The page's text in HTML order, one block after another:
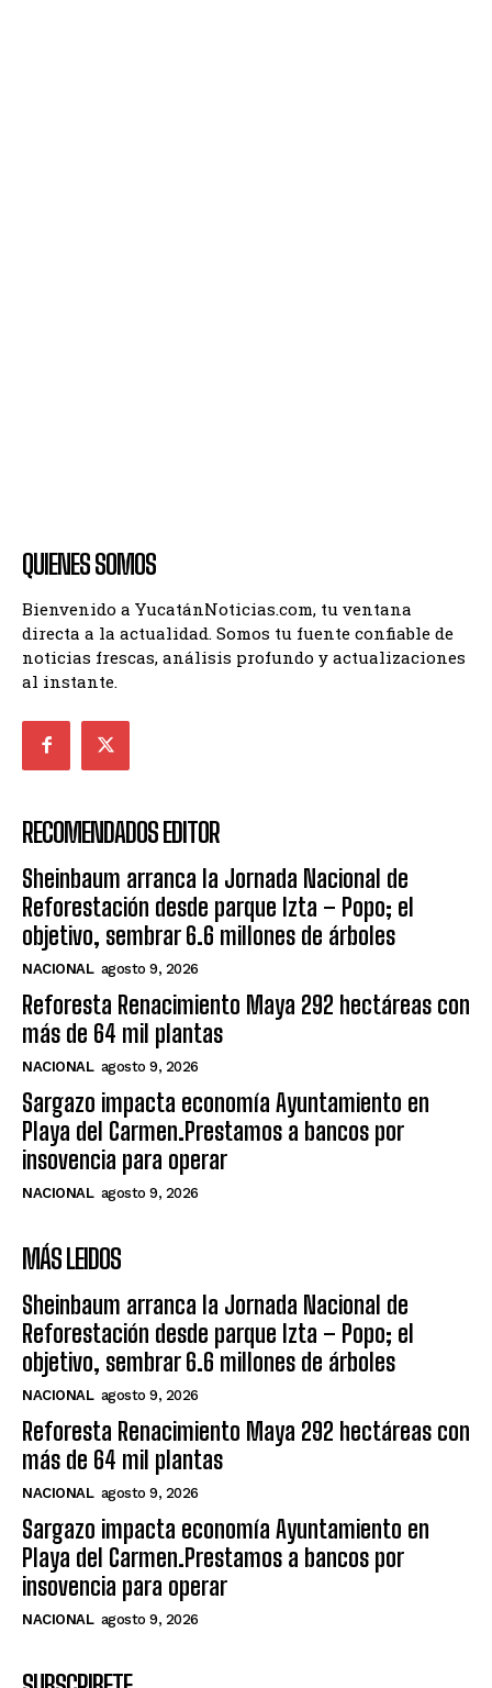
QUIENES SOMOS
Bienvenido a YucatánNoticias.com, tu ventana
directa a la actualidad. Somos tu fuente confiable de
noticias frescas, análisis profundo y actualizaciones
al instante.
RECOMENDADOS EDITOR
Sheinbaum arranca la Jornada Nacional de
Reforestación desde parque Izta – Popo; el
objetivo, sembrar 6.6 millones de árboles
NACIONAL agosto 9, 2026
Reforesta Renacimiento Maya 292 hectáreas con
más de 64 mil plantas
NACIONAL agosto 9, 2026
Sargazo impacta economía Ayuntamiento en
Playa del Carmen.Prestamos a bancos por
insovencia para operar
NACIONAL agosto 9, 2026
MÁS LEIDOS
Sheinbaum arranca la Jornada Nacional de
Reforestación desde parque Izta – Popo; el
objetivo, sembrar 6.6 millones de árboles
NACIONAL agosto 9, 2026
Reforesta Renacimiento Maya 292 hectáreas con
más de 64 mil plantas
NACIONAL agosto 9, 2026
Sargazo impacta economía Ayuntamiento en
Playa del Carmen.Prestamos a bancos por
insovencia para operar
NACIONAL agosto 9, 2026